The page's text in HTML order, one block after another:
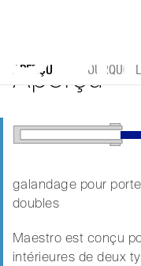
Maestro le
accessoiriser.
APERÇU POURQUOI
Aperçu
galandage pour
doubles
Maestro est conçu
intérieures de deux